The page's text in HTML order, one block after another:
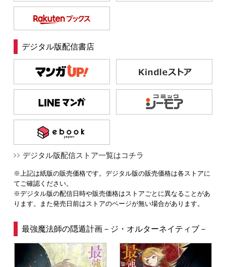
デジタル版配信書店
デジタル版配信ストア一覧はコチラ
※上記は紙版の販売価格です。デジタル版の販売価格は各ストアに
てご確認ください。
※デジタル版の配信日時や販売価格はストアごとに異なることがあ
ります。また発売日前はストアのページが無い場合があります。
最強魔法師の隠遁計画－ジ・オルターネイティブ－